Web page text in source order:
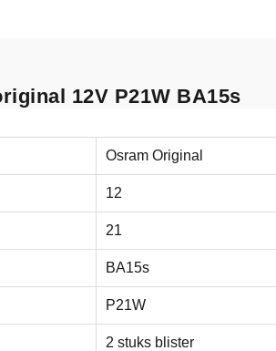
12V P21W BA15s
Osram Original
12
21
BA15s
P21W
2 stuks blister